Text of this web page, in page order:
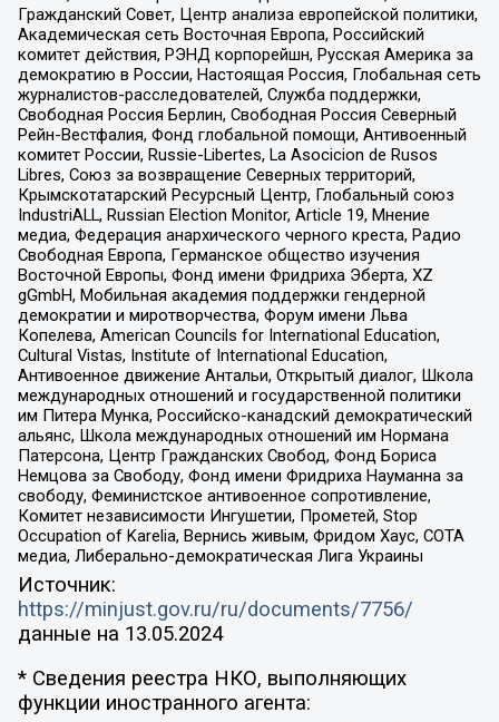
Гражданский Совет, Центр анализа европейской политики,
Академическая сеть Восточная Европа, Российский
комитет действия, РЭНД корпорейшн, Русская Америка за
демократию в России, Настоящая Россия, Глобальная сеть
журналистов-расследователей, Служба поддержки,
Свободная Россия Берлин, Свободная Россия Северный
Рейн-Вестфалия, Фонд глобальной помощи, Антивоенный
комитет России, Russie-Libertes, La Asocicion de Rusos
Libres, Союз за возвращение Северных территорий,
Крымскотатарский Ресурсный Центр, Глобальный союз
IndustriALL, Russian Election Monitor, Article 19, Мнение
медиа, Федерация анархического черного креста, Радио
Свободная Европа, Германское общество изучения
Восточной Европы, Фонд имени Фридриха Эберта, XZ
gGmbH, Мобильная академия поддержки гендерной
демократии и миротворчества, Форум имени Льва
Копелева, American Councils for International Education,
Cultural Vistas, Institute of International Education,
Антивоенное движение Антальи, Открытый диалог, Школа
международных отношений и государственной политики
им Питера Мунка, Российско-канадский демократический
альянс, Школа международных отношений им Нормана
Патерсона, Центр Гражданских Свобод, Фонд Бориса
Немцова за Свободу, Фонд имени Фридриха Науманна за
свободу, Феминистское антивоенное сопротивление,
Комитет независимости Ингушетии, Прометей, Stop
Occupation of Karelia, Вернись живым, Фридом Хаус, СОТА
медиа, Либерально-демократическая Лига Украины
Источник:
https://minjust.gov.ru/ru/documents/7756/
данные на 13.05.2024
* Сведения реестра НКО, выполняющих
функции иностранного агента: